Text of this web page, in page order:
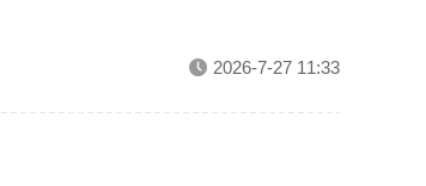
2026-7-27 11:33